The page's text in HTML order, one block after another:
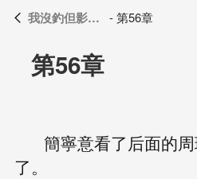
我沒釣但影帝真香了
第56章
簡寧意看了后面的
了。
我沒釣但影帝真香了 - 第56章